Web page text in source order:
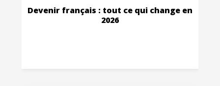
Devenir français : tout ce qui change en
2026